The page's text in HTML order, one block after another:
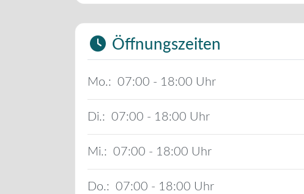
Öffnungszeiten
Mo.: 07:00 - 18:00
Di.: 07:00 - 18:00
Mi.: 07:00 - 18:00
Do.: 07:00 - 18:00